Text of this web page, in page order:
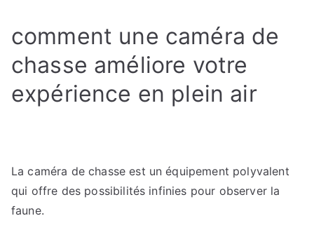
comment une caméra de
chasse améliore votre
expérience en plein air
La caméra de chasse est un équipement polyvalent
qui offre des possibilités infinies pour observer la
faune.